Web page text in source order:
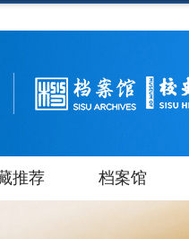
推荐 档案馆